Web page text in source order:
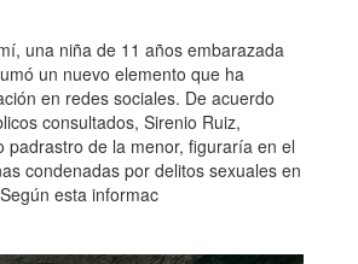
una niña de 11 años embarazada
un nuevo elemento que ha
en redes sociales. De acuerdo
consultados, Sirenio Ruiz,
padrastro de la menor, figuraría en el
condenadas por delitos sexuales en
esta informac